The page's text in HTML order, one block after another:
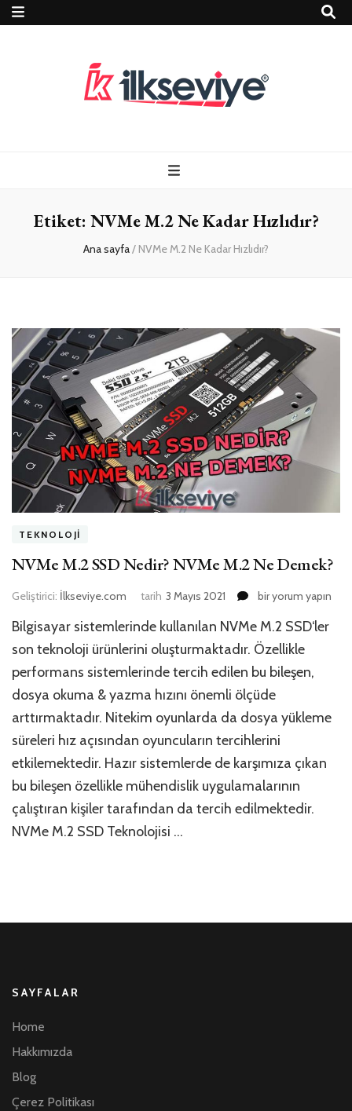
ve Travel – Tur
Rehberi
Etiket: NVMe M.2 Ne Kadar Hızlıdır?
Ana sayfa/ NVMe M.2 Ne Kadar Hızlıdır?
TEKNOLOJI
NVMe M.2 SSD Nedir? NVMe M.2 Ne Demek?
Geliştirici: İlkseviye.com tarih 3 Mayıs 2021
NVMe
SSD
Nedir?
M.2
Ne
Demek?
için
bir yorum yapın
Bilgisayar sistemlerinde kullanılan NVMe M.2 SSD‘ler
son teknoloji ürünlerini oluşturmaktadır. Özellikle
performans sistemlerinde tercih edilen bu bileşen,
dosya okuma & yazma hızını önemli ölçüde
arttırmaktadır. Nitekim oyunlarda da dosya yükleme
süreleri hız açısından oyuncuların tercihlerini
etkilemektedir. Hazır sistemlerde de karşımıza çıkan
bu bileşen özellikle mühendislik uygulamalarının
çalıştıran kişiler tarafından da tercih edilmektedir.
NVMe M.2 SSD Teknolojisi …
SAYFALAR
Home
Hakkımızda
Blog
Çerez Politikası